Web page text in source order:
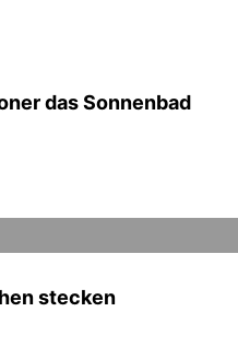
das Sonnenbad
stecken